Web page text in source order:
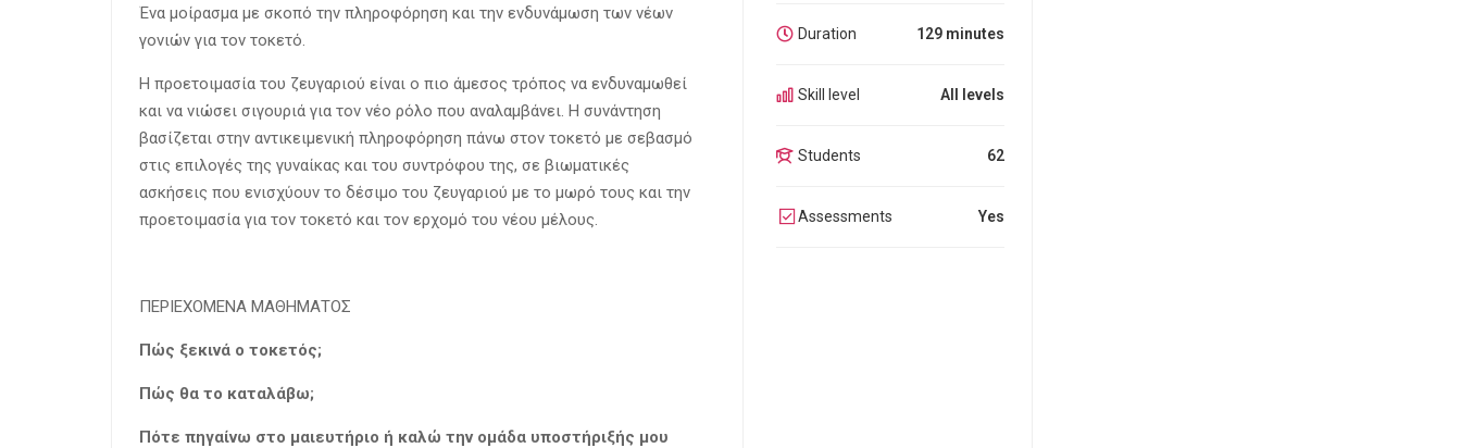
Ένα μοίρασμα με σκοπό την πληροφόρηση και την ενδυνάμωση των νέων
γονιών για τον τοκετό.
Η προετοιμασία του ζευγαριού είναι ο πιο άμεσος τρόπος να ενδυναμωθεί
και να νιώσει σιγουριά για τον νέο ρόλο που αναλαμβάνει. Η συνάντηση
βασίζεται στην αντικειμενική πληροφόρηση πάνω στον τοκετό με σεβασμό
στις επιλογές της γυναίκας και του συντρόφου της, σε βιωματικές
ασκήσεις που ενισχύουν το δέσιμο του ζευγαριού με το μωρό τους και την
προετοιμασία για τον τοκετό και τον ερχομό του νέου μέλους.
ΠΕΡΙΕΧΟΜΕΝΑ ΜΑΘΗΜΑΤΟΣ
Πώς ξεκινά ο τοκετός;
Πώς θα το καταλάβω;
Πότε πηγαίνω στο μαιευτήριο ή καλώ την ομάδα υποστήριξής μου
Duration 129 minutes
Skill level All levels
Students 62
Assessments Yes